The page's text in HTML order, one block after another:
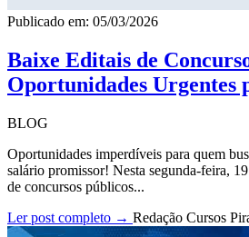
Publicado em: 05/03/2026
Baixe Editais de
Oportunidades Urgentes
BLOG
Oportunidades imperdíveis para quem
salário promissor! Nesta segunda-feira,
de concursos públicos...
Ler post completo → Redação Cursos